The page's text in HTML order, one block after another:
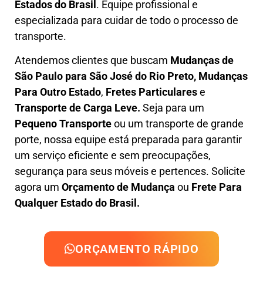
Estados do Brasil . Equipe profissional e
especializada para cuidar de todo o processo de
transporte.
Atendemos clientes que buscam Mudançasde
São Paulo para São José do Rio Preto, Mudanças
Para Outro Estado, Fretes Particularese
Transportede Carga Leve. Seja para um
Pequeno Transporteou um transporte de grande
porte, nossa equipe está preparada para garantir
um serviço eficiente e sem preocupações,
segurança para seus móveis e pertences. Solicite
agora um Orçamento de Mudança ou Frete Para
Qualquer Estado do Brasil.
ORÇAMENTO RÁPIDO